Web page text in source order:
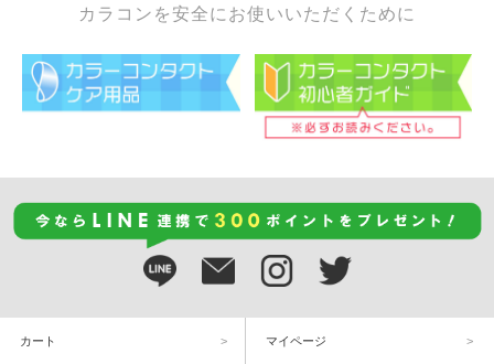
カラコンを安全にお使いいただくために
カート マイページ